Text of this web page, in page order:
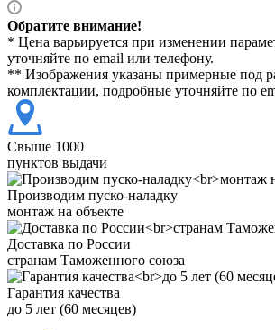
Обратите внимание!
* Цена варьируется при изменении
уточняйте по email или телефону.
** Изображения указаны примерные под
комплектации, подробные уточняйте по
Свыше 1000
пунктов выдачи
Производим пуско-наладку
монтаж на объекте
Доставка по России
странам Таможенного союза
Гарантия качества
до 5 лет (60 месяцев)